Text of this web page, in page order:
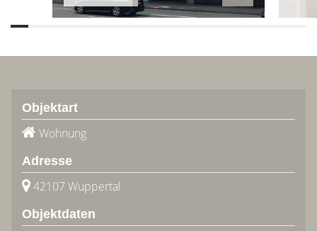
Objektart
Wohnung
Adresse
42107 Wuppertal
Objektdaten